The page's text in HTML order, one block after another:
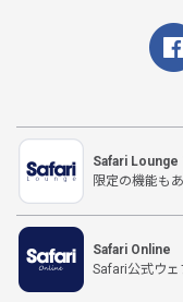
Safari Lounge
限定の機能も
Safari Online
Safari公式ウェ